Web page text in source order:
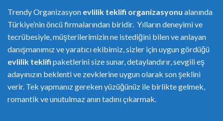
Trendy Organizasyon evlilik teklifi organizasyonu alanında
Türkiye’nin öncü firmalarından biridir. Yılların deneyimi ve
tecrübesiyle, müşterilerimizin ne istediğini bilen ve anlayan
danışmanımız ve yaratıcı ekibimiz, sizler için uygun gördüğü
evlilik teklifi paketlerini size sunar, detaylandırır, sevgili eş
adayınızın beklenti ve zevklerine uygun olarak son şeklini
verir. Tek yapmanız gereken yüzüğünüz ile birlikte gelmek,
romantik ve unutulmaz anın tadını çıkarmak.